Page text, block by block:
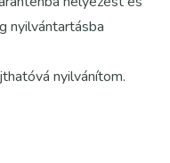
nyilvántartásba
nyilvánítom.